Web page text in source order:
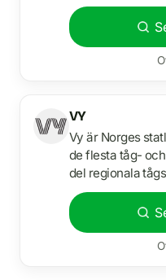
VY
Vy är Norges
de flesta tåg-
del regionala